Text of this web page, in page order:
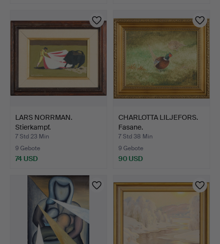
LARS NORRMAN.
Stierkampf.
7 Std 23 Min
9 Gebote
74 USD
CHARLOTTA LILJEFORS.
Fasane.
7 Std 38 Min
9 Gebote
90 USD